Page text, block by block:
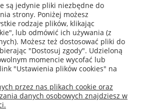
O nas
Obsługa klienta
są jedynie pliki niezbędne do
strony. Poniżej możesz
rodzaje plików, klikając
lub odmówić ich używania (z
Możesz też dostosować pliki do
"Dostosuj zgody". Udzieloną
momencie wycofać lub
"Ustawienia plików cookies" na
przez nas plikach cookie oraz
danych osobowych znajdziesz w